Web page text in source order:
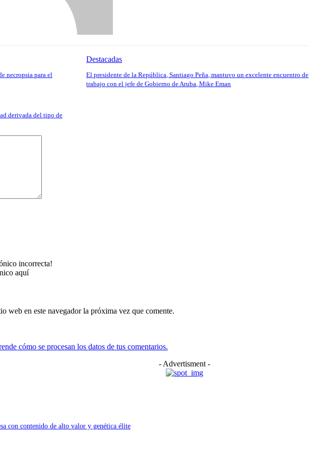
necropsia para el
Destacadas
El presidente de la República, Santiago Peña, mantuvo un excelente encuentro de
trabajo con el jefe de Gobierno de Aruba, Mike Eman
derivada del tipo de
incorrecta!
aquí
web en este navegador la próxima vez que comente.
cómo se procesan los datos de tus comentarios.
- Advertisment -
con contenido de alto valor y genética élite